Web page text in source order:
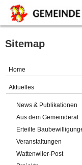
Home
Gemeinde
Verwaltung
Online-Service
Sitemap
Home
Aktuelles
News & Publikationen
Aus dem Gemeinderat
Erteilte
Veranstaltungen
Wattenwiler-Post